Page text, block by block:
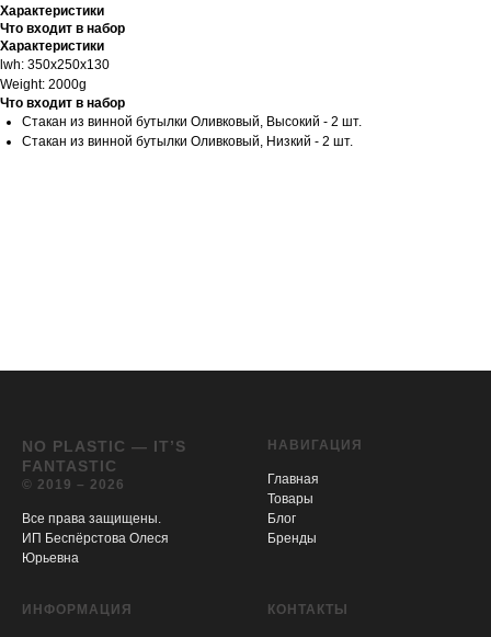
Характеристики
Что входит в набор
Характеристики
lwh: 350x250x130
Weight: 2000g
Что входит в набор
Стакан из винной бутылки Оливковый, Высокий - 2 шт.
Стакан из винной бутылки Оливковый, Низкий - 2 шт.
NO PLASTIC — IT’S
FANTASTIC
© 2019 – 2026
Все права защищены.
ИП Беспёрстова Олеся
Юрьевна
НАВИГАЦИЯ
Главная
Товары
Блог
Бренды
ИНФОРМАЦИЯ КОНТАКТЫ